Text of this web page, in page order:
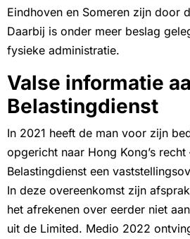
Eindhoven en Someren zijn door
Daarbij is onder meer beslag
fysieke administratie.
Valse informatie
Belastingdienst
In 2021 heeft de man voor zijn
opgericht naar Hong Kong’s recht
Belastingdienst een
In deze overeenkomst zijn
het afrekenen over eerder niet
uit de Limited. Medio 2022